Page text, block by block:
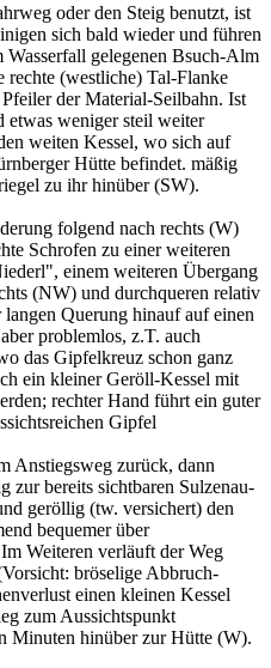
oder den Steig benutzt, ist
sich bald wieder und führen
Wasserfall gelegenen Bsuch-Alm
rechte (westliche) Tal-Flanke
der Material-Seilbahn. Ist
etwas weniger steil weiter
weiten Kessel, wo sich auf
Hütte befindet. mäßig
zu ihr hinüber (SW).
folgend nach rechts (W)
Schrofen zu einer weiteren
einem weiteren Übergang
(NW) und durchqueren relativ
Querung hinauf auf einen
problemlos, z.T. auch
das Gipfelkreuz schon ganz
ein kleiner Geröll-Kessel mit
rechter Hand führt ein guter
Gipfel
Anstiegsweg zurück, dann
zur bereits sichtbaren Sulzenau-
geröllig (tw. versichert) den
bequemer über
Weiteren verläuft der Weg
bröselige Abbruch-
einen kleinen Kessel
zum Aussichtspunkt
Minuten hinüber zur Hütte (W).